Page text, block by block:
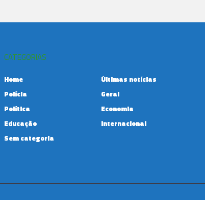
CATEGORIAS
Home
Últimas notícias
Polícia
Geral
Política
Economia
Educação
Internacional
Sem categoria